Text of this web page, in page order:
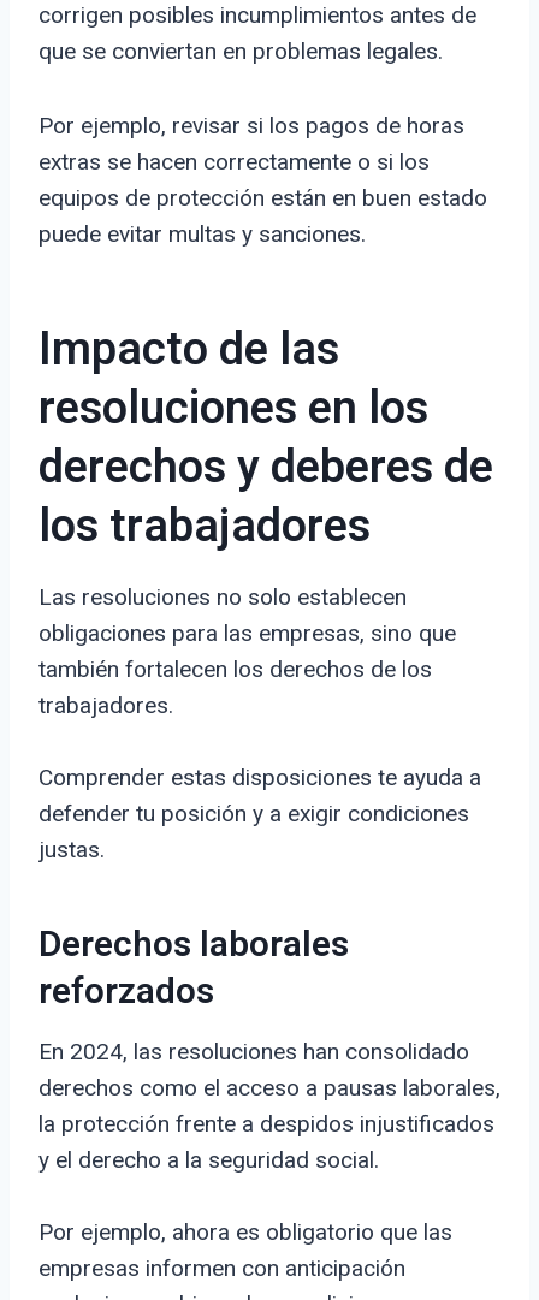
corrigen posibles incumplimientos antes de
que se conviertan en problemas legales.
Por ejemplo, revisar si los pagos de horas
extras se hacen correctamente o si los
equipos de protección están en buen estado
puede evitar multas y sanciones.
Impacto de las
resoluciones en los
derechos y deberes de
los trabajadores
Las resoluciones no solo establecen
obligaciones para las empresas, sino que
también fortalecen los derechos de los
trabajadores.
Comprender estas disposiciones te ayuda a
defender tu posición y a exigir condiciones
justas.
Derechos laborales
reforzados
En 2024, las resoluciones han consolidado
derechos como el acceso a pausas laborales,
la protección frente a despidos injustificados
y el derecho a la seguridad social.
Por ejemplo, ahora es obligatorio que las
empresas informen con anticipación